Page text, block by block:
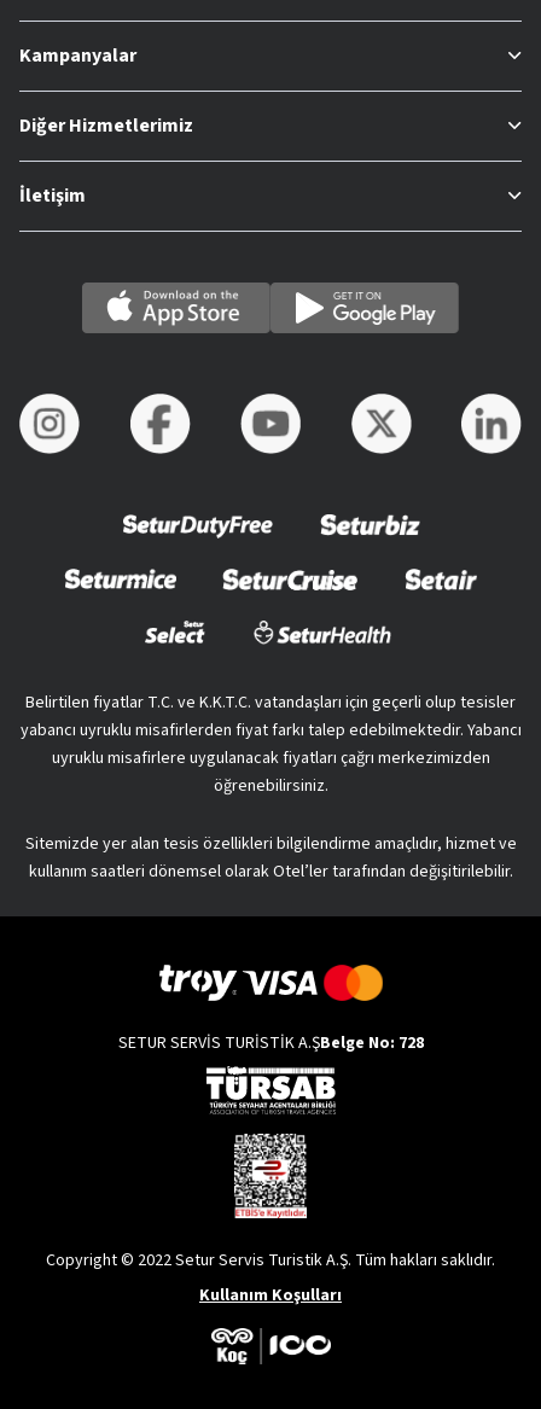
Kampanyalar
Diğer Hizmetlerimiz
İletişim
Belirtilen fiyatlar T.C. ve K.K.T.C. vatandaşları için geçerli olup tesisler
yabancı uyruklu misafirlerden fiyat farkı talep edebilmektedir. Yabancı
uyruklu misafirlere uygulanacak fiyatları çağrı merkezimizden
öğrenebilirsiniz.
Sitemizde yer alan tesis özellikleri bilgilendirme amaçlıdır, hizmet ve
kullanım saatleri dönemsel olarak Otel’ler tarafından değişitirilebilir.
SETUR SERVİS TURİSTİK A.ŞBelge No: 728
Copyright © 2022 Setur Servis Turistik A.Ş. Tüm hakları saklıdır.
Kullanım Koşulları